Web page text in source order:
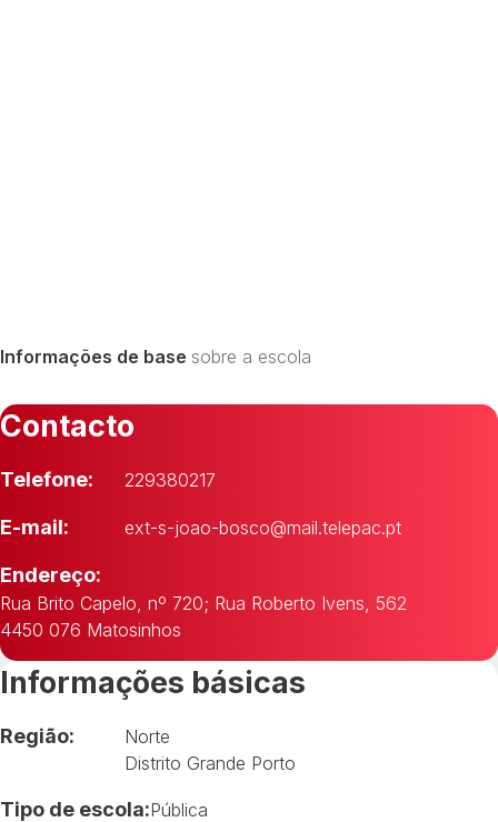
Informações de base sobre a escola
Contacto
Telefone: 229380217
E-mail: ext-s-joao-bosco@mail.telepac.pt
Endereço:
Rua Brito Capelo, nº 720; Rua Roberto Ivens, 562
4450 076 Matosinhos
Informações básicas
Região:
Norte
Distrito Grande Porto
Tipo de escola:Pública